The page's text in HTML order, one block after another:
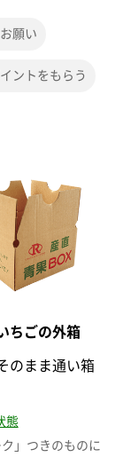
願い
ントをもらう
ちごの外箱
のまま通い箱
態
ク」つきのものに